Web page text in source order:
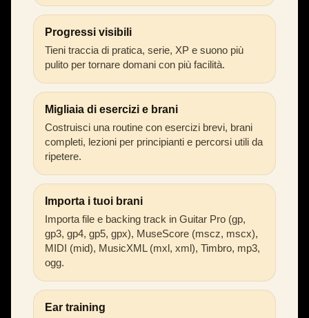
Progressi visibili
Tieni traccia di pratica, serie, XP e suono più
pulito per tornare domani con più facilità.
Migliaia di esercizi e brani
Costruisci una routine con esercizi brevi, brani
completi, lezioni per principianti e percorsi utili da
ripetere.
Importa i tuoi brani
Importa file e backing track in Guitar Pro (gp,
gp3, gp4, gp5, gpx), MuseScore (mscz, mscx),
MIDI (mid), MusicXML (mxl, xml), Timbro, mp3,
ogg.
Ear training